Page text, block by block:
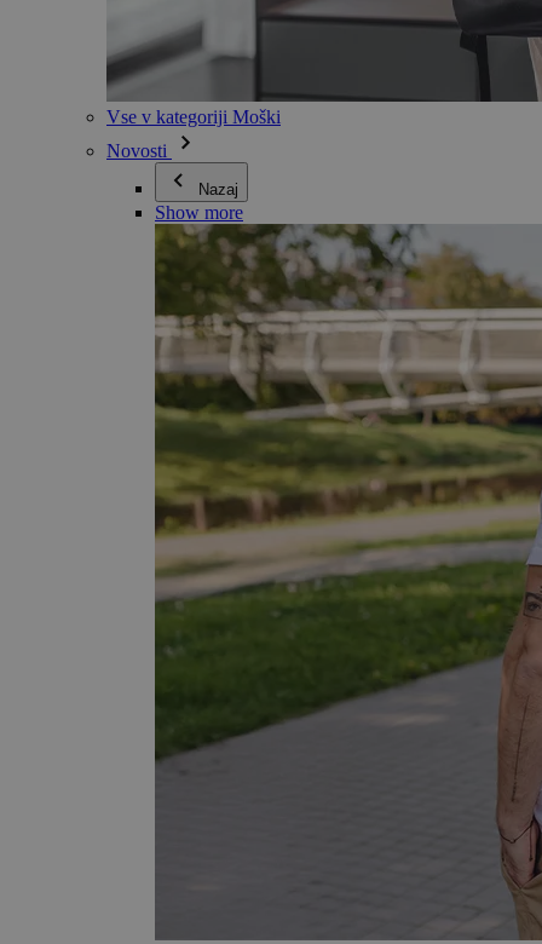
Vse v kategoriji Moški
Novosti
Nazaj
Show more